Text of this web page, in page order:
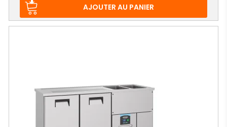
AJOUTER AU PANIER